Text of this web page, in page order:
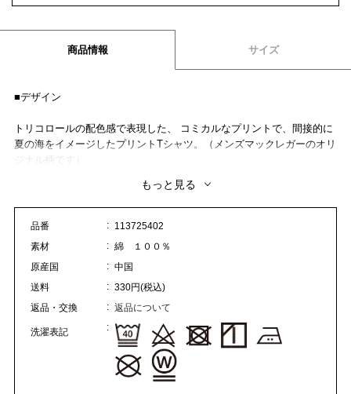
商品情報 サイズ
■デザイン
トリコロールの配色感で表現した、 コミカルなプリントで、間接的に
夏の海をイメージしたプリントTシャツ。（メンズマックレガーのオリ
ボディにはしなやかで、適度な厚みの天竺素材を使用。
フロントプリントですので、羽織のアウターやシャツと組み合わせ
て、ほどよく存在感をアピールできます。
もっと見る
品番
113725402
素材
綿 １００％
原産国
中国
送料
330円(税込)
返品・交換
返品について
洗濯表記